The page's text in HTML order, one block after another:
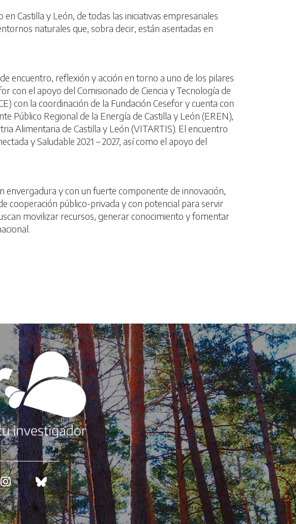
Castilla y León, de todas las iniciativas empresariales
naturales que, sobra decir, están asentadas en
encuentro, reflexión y acción en torno a uno de los pilares
con el apoyo del Comisionado de Ciencia y Tecnología de
con la coordinación de la Fundación Cesefor y cuenta con
Público Regional de la Energía de Castilla y León (EREN),
Alimentaria de Castilla y León (VITARTIS). El encuentro
y Saludable 2021 – 2027, así como el apoyo del
envergadura y con un fuerte componente de innovación,
cooperación público-privada y con potencial para servir
movilizar recursos, generar conocimiento y fomentar